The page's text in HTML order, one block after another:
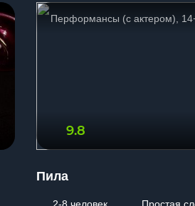
Перформансы (с актером),
9.8
Пила